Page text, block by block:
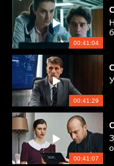
00:41:04
00:41:29
00:41:07